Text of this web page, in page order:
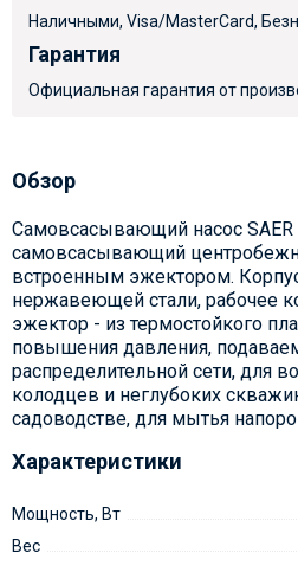
Наличными, Visa/MasterCard,
Гарантия
Официальная гарантия от
Обзор
Самовсасывающий насос SAER
самовсасывающий
встроенным эжектором.
нержавеющей стали, рабочее
эжектор - из термостойкого
повышения давления,
распределительной сети, для
колодцев и неглубоких
садоводстве, для мытья
Характеристики
Мощность, Вт
Вес